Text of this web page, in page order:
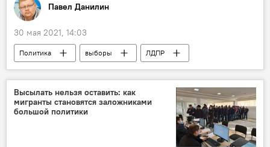
Павел Данилин
30 мая 2021, 14:03
Политика выборы
ЛДПР
Колумнисты
Госдума РФ
Высылать нельзя оставить: как
мигранты становятся заложниками
большой политики